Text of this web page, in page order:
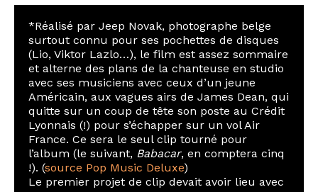
*Réalisé par Jeep Novak, photographe belge
surtout connu pour ses pochettes de disques
(Lio, Viktor Lazlo…), le film est assez sommaire
et alterne des plans de la chanteuse en studio
avec ses musiciens avec ceux d’un jeune
Américain, aux vagues airs de James Dean, qui
quitte sur un coup de tête son poste au Crédit
Lyonnais (!) pour s’échapper sur un vol Air
France. Ce sera le seul clip tourné pour
l’album (le suivant, Babacar, en comptera cinq
!). (source Pop Music Deluxe)
Le premier projet de clip devait avoir lieu avec